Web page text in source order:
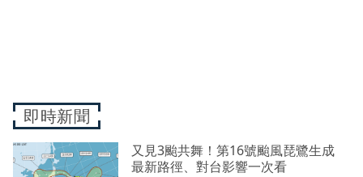
即時新聞
又見3颱共舞！第16號颱風琵鷺生成
最新路徑、對台影響一次看